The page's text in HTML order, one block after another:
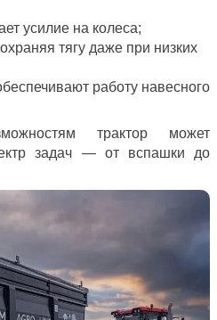
усилие на колеса;
тягу даже при низких
работу навесного
трактор может
задач — от вспашки до